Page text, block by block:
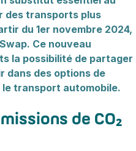
des transports plus
du 1er novembre 2024,
Ce nouveau
la possibilité de partager
dans des options de
transport automobile.
de CO₂